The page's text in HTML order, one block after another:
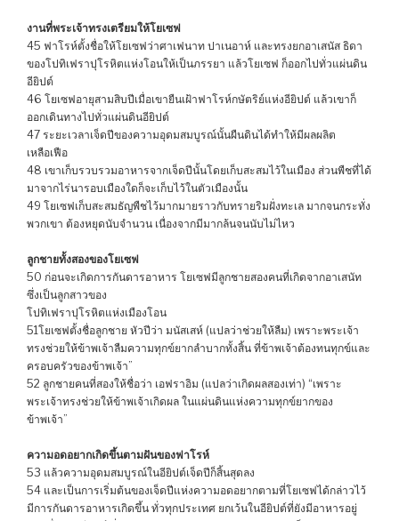
งานที่พระเจ้าทรงเตรียมให้โยเซฟ
45 ฟาโรห์ตั้งชื่อให้โยเซฟว่าศาเฟนาท ปาเนอาห์ และทรงยกอาเสนัส ธิดา
ของโปทิเฟราปุโรหิตแห่งโอนให้เป็นภรรยา แล้วโยเซฟ ก็ออกไปทั่วแผ่นดิน
อียิปต์
46 โยเซฟอายุสามสิบปีเมื่อเขายืนเฝ้าฟาโรห์กษัตริย์แห่งอียิปต์ แล้วเขาก็
ออกเดินทางไปทั่วแผ่นดินอียิปต์
47 ระยะเวลาเจ็ดปีของความอุดมสมบูรณ์นั้นผืนดินได้ทำให้มีผลผลิต
เหลือเฟือ
48 เขาเก็บรวบรวมอาหารจากเจ็ดปีนั้นโดยเก็บสะสมไว้ในเมือง ส่วนพืชที่ได้
มาจากไร่นารอบเมืองใดก็จะเก็บไว้ในตัวเมืองนั้น
49 โยเซฟเก็บสะสมธัญพืชไว้มากมายราวกับทรายริมฝั่งทะเล มากจนกระทั่ง
พวกเขา ต้องหยุดนับจำนวน เนื่องจากมีมากล้นจนนับไม่ไหว
ลูกชายทั้งสองของโยเซฟ
50 ก่อนจะเกิดการกันดารอาหาร โยเซฟมีลูกชายสองคนที่เกิดจากอาเสนัท
ซึ่งเป็นลูกสาวของ
โปทิเฟราปุโรหิตแห่งเมืองโอน
51โยเซฟตั้งชื่อลูกชาย หัวปีว่า มนัสเสห์ (แปลว่าช่วยให้ลืม) เพราะพระเจ้า
ทรงช่วยให้ข้าพเจ้าลืมความทุกข์ยากลำบากทั้งสิ้น ที่ข้าพเจ้าต้องทนทุกข์และ
ครอบครัวของข้าพเจ้า”
52 ลูกชายคนที่สองให้ชื่อว่า เอฟราอิม (แปลว่าเกิดผลสองเท่า) “เพราะ
พระเจ้าทรงช่วยให้ข้าพเจ้าเกิดผล ในแผ่นดินแห่งความทุกข์ยากของ
ข้าพเจ้า”
ความอดอยากเกิดขึ้นตามฝันของฟาโรห์
53 แล้วความอุดมสมบูรณ์ในอียิปต์เจ็ดปีก็สิ้นสุดลง
54 และเป็นการเริ่มต้นของเจ็ดปีแห่งความอดอยากตามที่โยเซฟได้กล่าวไว้
มีการกันดารอาหารเกิดขึ้น ทั่วทุกประเทศ ยกเว้นในอียิปต์ที่ยังมีอาหารอยู่